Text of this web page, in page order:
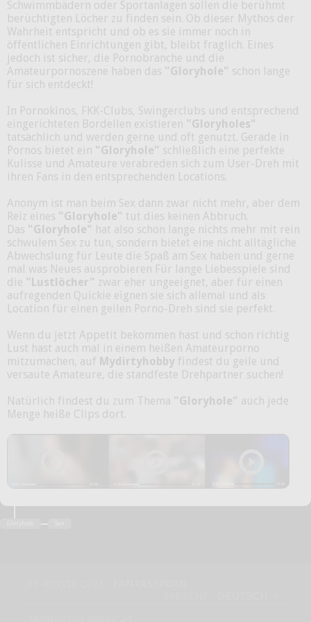
Schwimmbädern oder Sportanlagen sollen die berühmt
berüchtigten Löcher zu finden sein. Ob dieser Mythos der
Wahrheit entspricht und ob es sie immer noch in
öffentlichen Einrichtungen gibt, bleibt fraglich. Eines
jedoch ist sicher, die Pornobranche und die
Amateurpornoszene haben das "Gloryhole" schon lange
für sich entdeckt!
In Pornokinos, FKK-Clubs, Swingerclubs und entsprechend
eingerichteten Bordellen existieren "Gloryholes"
tatsächlich und werden gerne und oft genutzt. Gerade in
Pornos bietet ein "Gloryhole" schließlich eine perfekte
Kulisse und Amateure verabreden sich zum User-Dreh mit
ihren Fans in den entsprechenden Locations.
Anonym ist man beim Sex dann zwar nicht mehr, aber dem
Reiz eines "Gloryhole" tut dies keinen Abbruch.
Das "Gloryhole" hat also schon lange nichts mehr mit rein
schwulem Sex zu tun, sondern bietet eine nicht alltägliche
Abwechslung für Leute die Spaß am Sex haben und gerne
mal was Neues ausprobieren Für lange Liebesspiele sind
die "Lustlöcher" zwar eher ungeeignet, aber für einen
aufregenden Quickie eignen sie sich allemal und als
Location für einen geilen Porno-Dreh sind sie perfekt.
Wenn du jetzt Appetit bekommen hast und schon richtig
Lust hast auch mal in einem heißen Amateurporno
mitzumachen, auf Mydirtyhobby findest du geile und
versaute Amateure, die standfeste Drehpartner suchen!
Natürlich findest du zum Thema "Gloryhole" auch jede
Menge heiße Clips dort.